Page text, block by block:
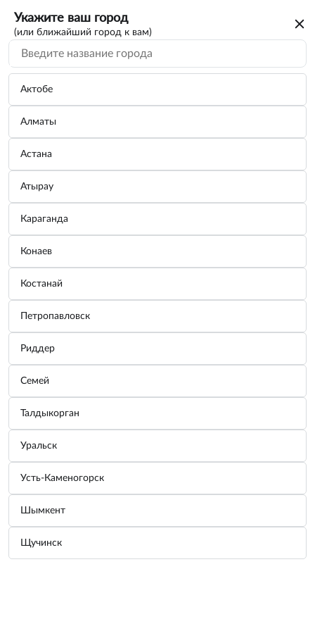
Укажите ваш город
(или ближайший город к вам)
Актобе
Алматы
Астана
Атырау
Караганда
Конаев
Костанай
Петропавловск
Риддер
Семей
Талдыкорган
Уральск
Усть-Каменогорск
Шымкент
Щучинск
Грузик балансировочный набивной для
стальных дисков 25г.
Бренд:Россия
Узнать цену
Краткие характеристики
Тип грузиков:
Возможно, вас заинтересует